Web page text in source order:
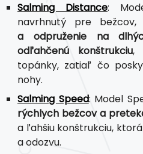
Salming Distance:
navrhnutý pre
a odpruženie na
odľahčenú konštrukciu,
topánky, zatiaľ čo
nohy.
Salming Speed: Model
rýchlych bežcov a
a ľahšiu konštrukciu,
a odozvu.